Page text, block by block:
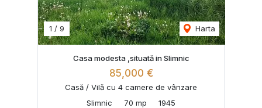
1 / 9 Harta
Casa modesta ,situată in Slimnic
85,000 €
Casă / Vilă cu 4 camere de vânzare
Slimnic
70 mp 1945